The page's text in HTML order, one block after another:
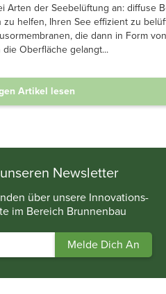
Arten der Seebelüftung an: diffuse
helfen, Ihren See effizient zu
die dann in Form
Oberfläche gelangt...
Artikel lesen
Newsletter
über unsere Innovations-
im Bereich Brunnenbau